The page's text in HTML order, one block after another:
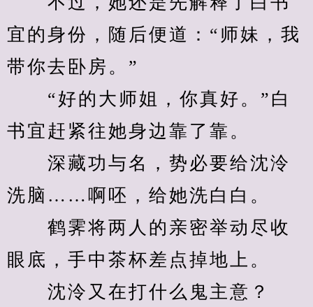
宜的身份，随后便道：“师妹，我
带你去卧房。”
“好的大师姐，你真好。”白
书宜赶紧往她身边靠了靠。
深藏功与名，势必要给沈泠
洗脑……啊呸，给她洗白白。
鹤霁将两人的亲密举动尽收
眼底，手中茶杯差点掉地上。
沈泠又在打什么鬼主意？